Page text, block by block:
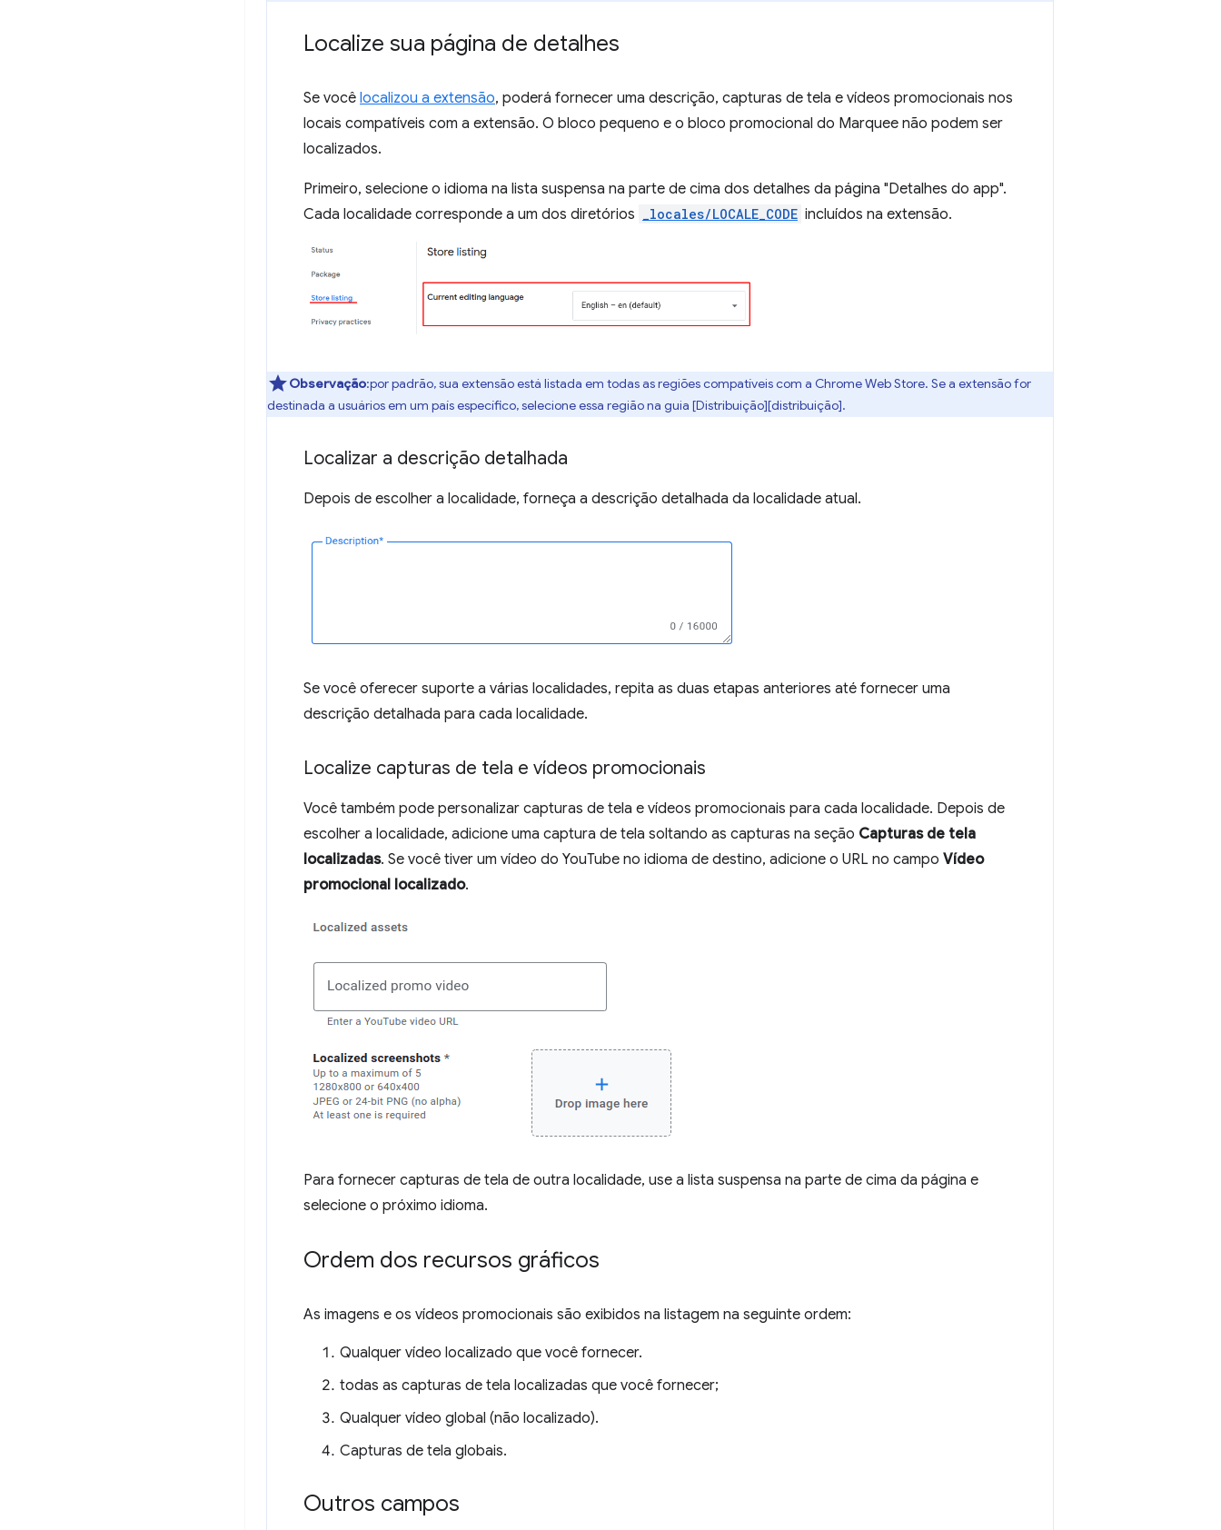
Localize sua página de detalhes
Se você localizou a extensão, poderá fornecer uma descrição, capturas de tela e vídeos promocionais nos
locais compatíveis com a extensão. O bloco pequeno e o bloco promocional do Marquee não podem ser
localizados.
Primeiro, selecione o idioma na lista suspensa na parte de cima dos detalhes da página "Detalhes do app".
Cada localidade corresponde a um dos diretórios _locales/LOCALE_CODE incluídos na extensão.
Observação:por padrão, sua extensão está listada em todas as regiões compatíveis com a Chrome Web Store. Se a extensão for
destinada a usuários em um país específico, selecione essa região na guia [Distribuição][distribuição].
Localizar a descrição detalhada
Depois de escolher a localidade, forneça a descrição detalhada da localidade atual.
Se você oferecer suporte a várias localidades, repita as duas etapas anteriores até fornecer uma
descrição detalhada para cada localidade.
Localize capturas de tela e vídeos promocionais
Você também pode personalizar capturas de tela e vídeos promocionais para cada localidade. Depois de
escolher a localidade, adicione uma captura de tela soltando as capturas na seção Capturas de tela
localizadas. Se você tiver um vídeo do YouTube no idioma de destino, adicione o URL no campo Vídeo
promocional localizado.
Para fornecer capturas de tela de outra localidade, use a lista suspensa na parte de cima da página e
selecione o próximo idioma.
Ordem dos recursos gráficos
As imagens e os vídeos promocionais são exibidos na listagem na seguinte ordem:
Qualquer vídeo localizado que você fornecer.
todas as capturas de tela localizadas que você fornecer;
Qualquer vídeo global (não localizado).
Capturas de tela globais.
Outros campos